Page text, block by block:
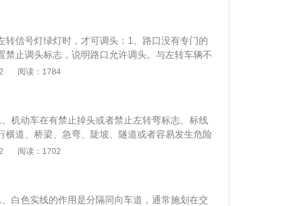
转信号灯绿灯时，才可调头：1、路口没有专门的
禁止调头标志，说明路口允许调头。与左转车辆不
以不影响其它车辆正常通行为前提调头通行；
线，路口又有左转信号灯，调头车辆需待左转信号
3、但是如果双黄线或单黄线一直延伸至路口或斑
禁止调头标识，车辆也不能在此调头。如果地面
接为一条虚线，则表示车辆可以在此调头。
阅读：1784
机动车在有禁止掉头或者禁止左转弯标志、标线
横道、桥梁、急弯、陡坡、隧道或者容易发生危险
在没有禁止掉头或者没有禁止左转弯标志、标线
行驶的交通流或作为行车安全距离识别线；划于路
阅读：1702
白色实线的作用是分隔同向车道，通常施划在交